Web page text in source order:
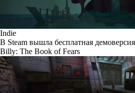
Indie
В Steam вышла бесплатная
Billy: The Book of Fears